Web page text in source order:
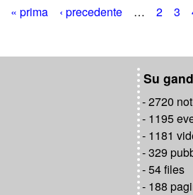
« prima ‹ precedente … 2 3
Su
- 2720
- 1195
- 1181
- 329
- 54 files
- 188